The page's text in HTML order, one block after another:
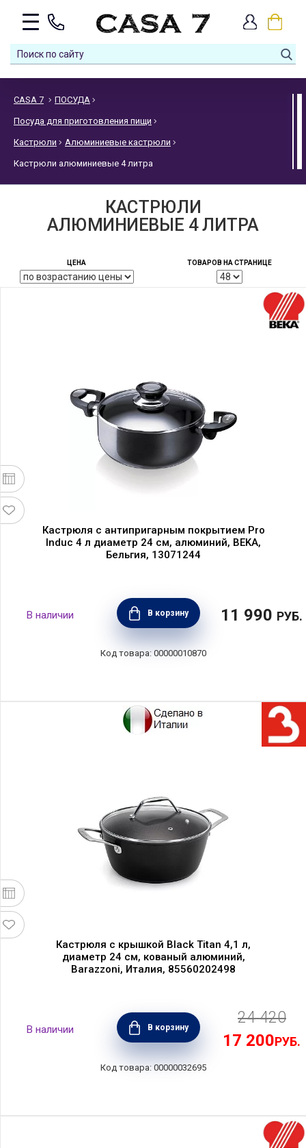
CASA 7 ПОСУДА
Посуда для приготовления пищи
Кастрюли Алюминиевые кастрюли
Кастрюли алюминиевые 4 литра
КАСТРЮЛИ
АЛЮМИНИЕВЫЕ 4 ЛИТРА
ЦЕНА ТОВАРОВ НА СТРАНИЦЕ
Кастрюля с антипригарным покрытием Pro
Induc 4 л диаметр 24 см, алюминий, BEKA,
Бельгия, 13071244
В корзину 11 990 РУБ.
00000010870
Кастрюля с крышкой Black Titan 4,1 л,
диаметр 24 см, кованый алюминий,
Barazzoni, Италия, 85560202498
В корзину
24 420
17 200РУБ.
00000032695